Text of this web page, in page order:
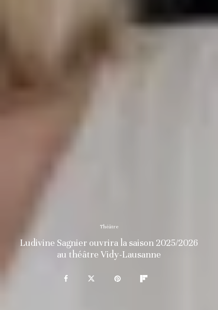
Théâtre
Ludivine Sagnier ouvrira la saison 2025/2026
au théâtre Vidy-Lausanne